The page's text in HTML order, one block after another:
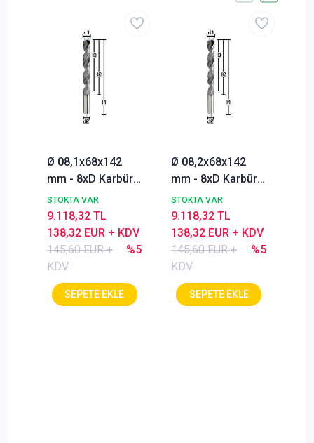
Ø 08,1x68x142
mm - 8xD Karbür
Matkap uç, İçten
Soğutmalı, 140°,
BlueCut
STOKTA VAR
145,60 EUR +
KDV
%5
138,32 EUR + KDV
9.118,32 TL
Ø 08,2x68x142
mm - 8xD Karbür
Matkap uç, İçten
Soğutmalı, 140°,
BlueCut
STOKTA VAR
145,60 EUR +
KDV
%5
138,32 EUR + KDV
9.118,32 TL